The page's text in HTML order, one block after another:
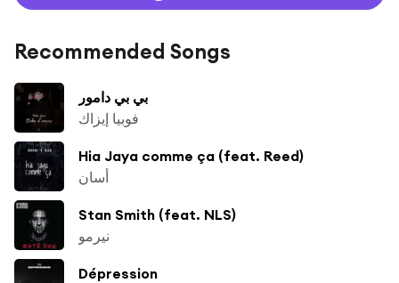
Recommended Songs
بي بي دامور
فوبيا إيزاك
Hia Jaya comme ça (feat. Reed)
أسان
Stan Smith (feat. NLS)
نيرمو
Dépression